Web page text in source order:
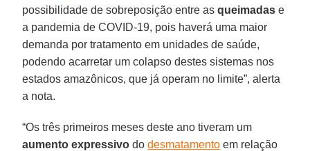
possibilidade de sobreposição entre asqueimadas e
a pandemia de COVID-19, pois haverá uma maior
demanda por tratamento em unidades de saúde,
podendo acarretar um colapso destes sistemas nos
estados amazônicos, que já operam no limite”, alerta
a nota.
“Os três primeiros meses deste ano tiveram um
aumento expressivo dodesmatamento em relação